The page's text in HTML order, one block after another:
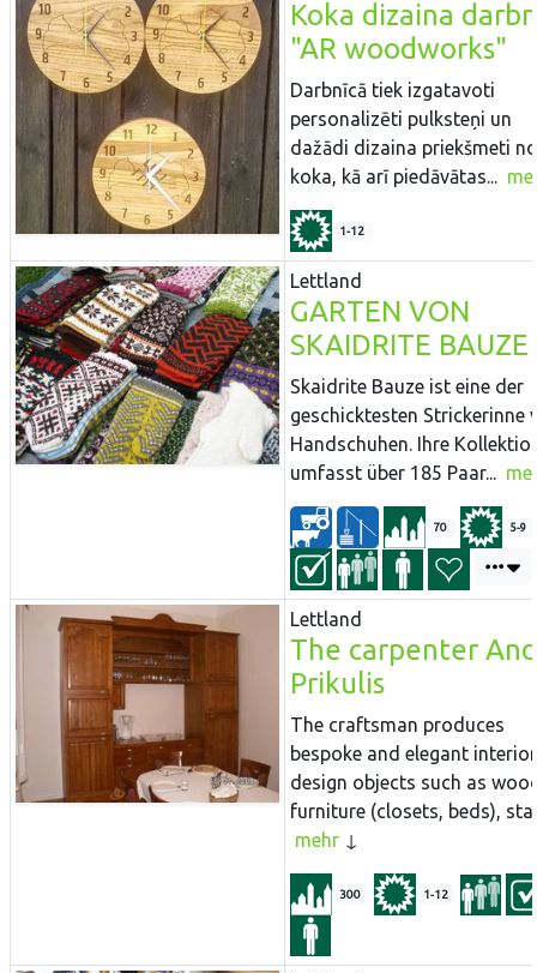
Koka dizaina
"AR woodworks"
Darbnīcā tiek izgatavoti
personalizēti pulksteņi un
dažādi dizaina priekšmeti no
koka, kā arī piedāvātas...
1-12
Lettland
GARTEN VON
SKAIDRITE BAUZE
Skaidrite Bauze ist eine der
geschicktesten Strickerinne
Handschuhen. Ihre
umfasst über 185 Paar...
70 5-9
Lettland
The carpenter
Prikulis
The craftsman produces
bespoke and elegant interior
design objects such as
furniture (closets, beds),
mehr
300 1-12